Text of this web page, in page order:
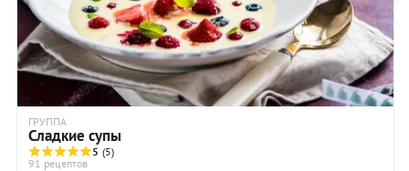
ГРУППА
Сладкие супы
5 (5)
91 рецептов